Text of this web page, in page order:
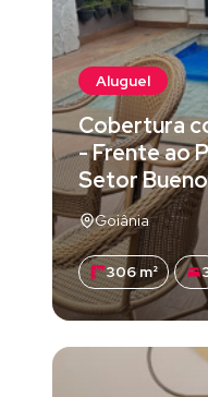
Aluguel
Cobertura
- Frente ao
Setor
Goiânia
306 m²